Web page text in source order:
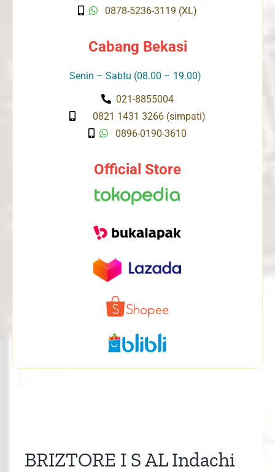
0878-5236-3119 (XL)
Cabang Bekasi
Senin – Sabtu (08.00 – 19.00)
021-8855004
0821 1431 3266 (simpati)
0896-0190-3610
Official Store
BRIZTORE I S AL Indachi